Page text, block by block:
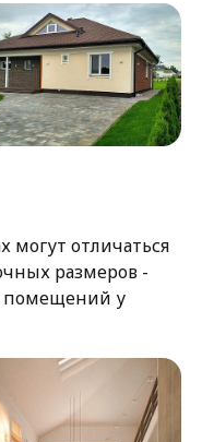
отличаться
размеров -
помещений у